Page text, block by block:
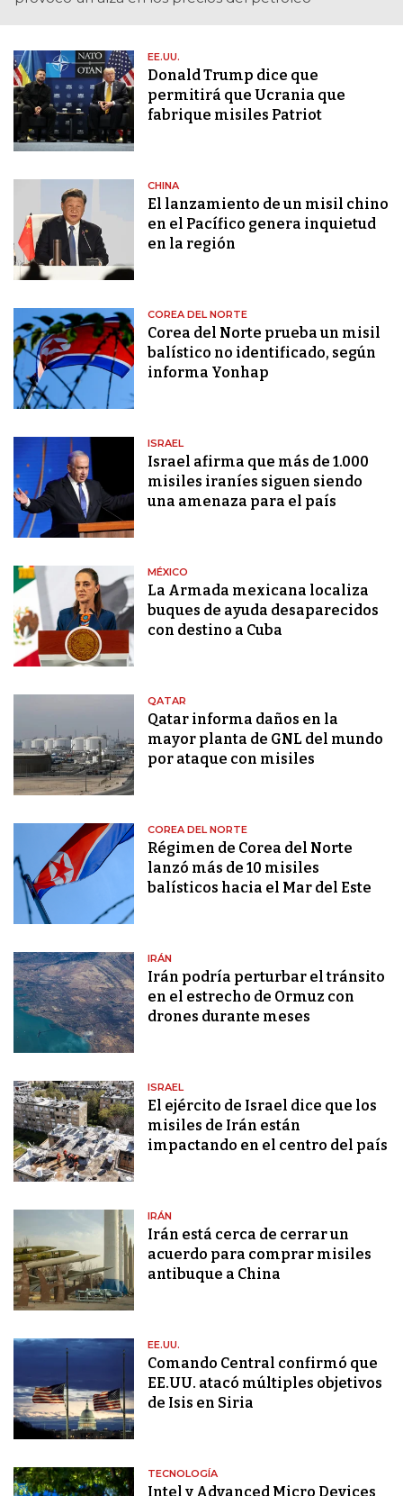
EE.UU.
Donald Trump dice que
permitirá que Ucrania que
fabrique misiles Patriot
CHINA
El lanzamiento de un misil chino
en el Pacífico genera inquietud
en la región
COREA DEL NORTE
Corea del Norte prueba un misil
balístico no identificado, según
informa Yonhap
ISRAEL
Israel afirma que más de 1.000
misiles iraníes siguen siendo
una amenaza para el país
MÉXICO
La Armada mexicana localiza
buques de ayuda desaparecidos
con destino a Cuba
QATAR
Qatar informa daños en la
mayor planta de GNL del mundo
por ataque con misiles
COREA DEL NORTE
Régimen de Corea del Norte
lanzó más de 10 misiles
balísticos hacia el Mar del Este
IRÁN
Irán podría perturbar el tránsito
en el estrecho de Ormuz con
drones durante meses
ISRAEL
El ejército de Israel dice que los
misiles de Irán están
impactando en el centro del país
IRÁN
Irán está cerca de cerrar un
acuerdo para comprar misiles
antibuque a China
EE.UU.
Comando Central confirmó que
EE.UU. atacó múltiples objetivos
de Isis en Siria
TECNOLOGÍA
Intel y Advanced Micro Devices